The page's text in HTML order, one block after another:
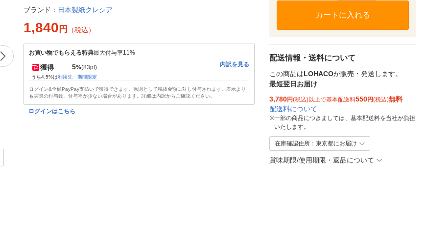
ブランド： 日本製紙クレシア
1,840 円 （税込）
お買い物でもらえる特典最大付与率11%
獲得 5%(83pt)
うち4.5%は利用先・期間限定
内訳を見る
ログイン&全額PayPay支払いで獲得できます。原則として税抜金額に対し付与されます。表示より
も実際の付与数、付与率が少ない場合があります。詳細は内訳からご確認ください。
ログインはこちら
カートに入れる
配送情報・送料について
この商品はLOHACOが販売・発送します。
最短翌日お届け
3,780円(税込)以上で基本配送料550円(税込)無料
配送料について
※一部の商品につきましては、基本配送料を当社が負担
いたします。
在庫確認住所：東京都にお届け
賞味期限/使用期限・返品について